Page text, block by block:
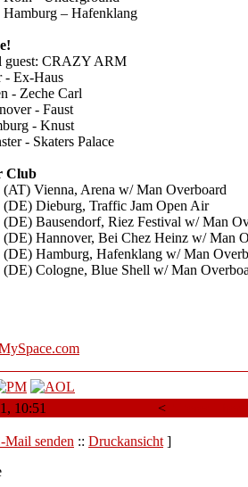
Hamburg – Hafenklang
guest: CRAZY ARM
- Ex-Haus
- Zeche Carl
- Faust
- Knust
- Skaters Palace
Club
(AT) Vienna, Arena w/ Man Overboard
(DE) Dieburg, Traffic Jam Open Air
(DE) Bausendorf, Riez Festival w/ Man
(DE) Hannover, Bei Chez Heinz w/ Man
(DE) Hamburg, Hafenklang w/ Man
(DE) Cologne, Blue Shell w/ Man
10:51
<
Mail senden :: Druckansicht ]